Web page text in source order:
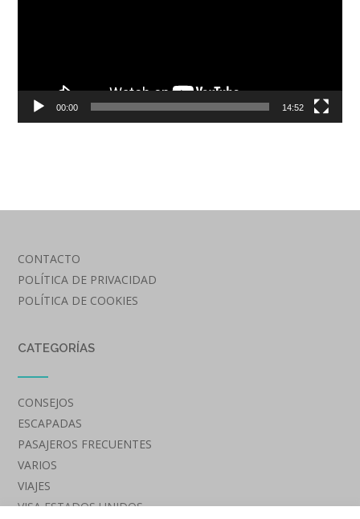
00:00 14:52
CONTACTO
POLÍTICA DE PRIVACIDAD
POLÍTICA DE COOKIES
CATEGORÍAS
CONSEJOS
ESCAPADAS
PASAJEROS FRECUENTES
VARIOS
VIAJES
VISA ESTADOS UNIDOS